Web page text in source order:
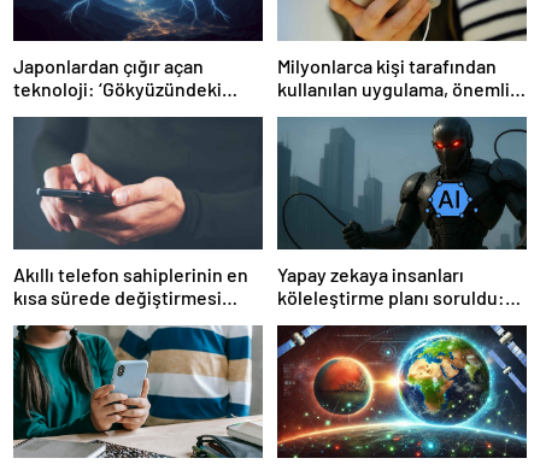
Japonlardan çığır açan
teknoloji: ‘Gökyüzündeki
paratoner’
Milyonlarca kişi tarafından
kullanılan uygulama, önemli
bir özelliğini kapatıyor
Akıllı telefon sahiplerinin en
kısa sürede değiştirmesi
gereken 6 ayar
Yapay zekaya insanları
köleleştirme planı soruldu:
Cevap tüyler ürpertici!